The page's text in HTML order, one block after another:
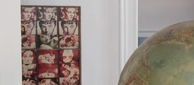
verlag
verlag
veranstaltungen